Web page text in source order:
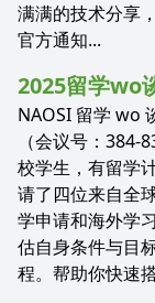
满满的技术分享
官方通知...
2025留学wo
NAOSI 留学 wo
（会议号：
校学生，有留学
请了四位来自全
学申请和海外学
估自身条件与目
程。帮助你快速